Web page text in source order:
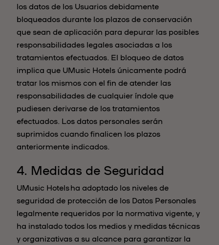
los datos de los Usuarios debidamente
bloqueados durante los plazos de conservación
que sean de aplicación para depurar las posibles
responsabilidades legales asociadas a los
tratamientos efectuados. El bloqueo de datos
implica que UMusic Hotels únicamente podrá
tratar los mismos con el fin de atender las
responsabilidades de cualquier índole que
pudiesen derivarse de los tratamientos
efectuados. Los datos personales serán
suprimidos cuando finalicen los plazos
anteriormente indicados.
4. Medidas de Seguridad
UMusic Hotels ha adoptado los niveles de
seguridad de protección de los Datos Personales
legalmente requeridos por la normativa vigente, y
ha instalado todos los medios y medidas técnicas
y organizativas a su alcance para garantizar la